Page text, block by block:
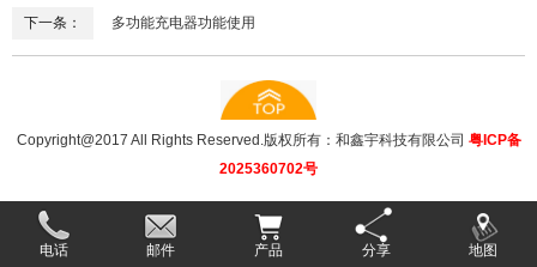
下一条： 多功能充电器功能使用
Copyright@2017 All Rights Reserved.版权所有：和鑫宇科技有限公司 粤ICP备
2025360702号
电话 邮件 产品 分享 地图